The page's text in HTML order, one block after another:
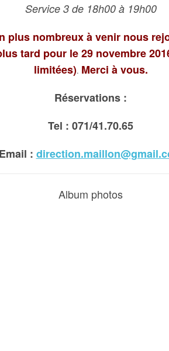
Service 3 de 18h00 à 19h00
plus nombreux à venir nous
tard pour le 29 novembre
limitées). Merci à vous.
Réservations :
Tel : 071/41.70.65
Email :
Album photos